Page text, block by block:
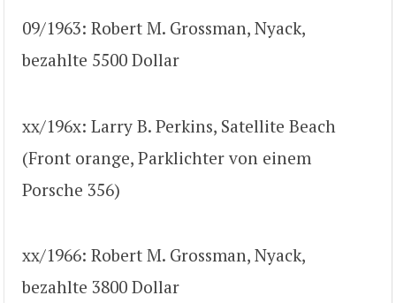
09/1963: Robert M. Grossman, Nyack,
bezahlte 5500 Dollar
xx/196x: Larry B. Perkins, Satellite Beach
(Front orange, Parklichter von einem
Porsche 356)
xx/1966: Robert M. Grossman, Nyack,
bezahlte 3800 Dollar